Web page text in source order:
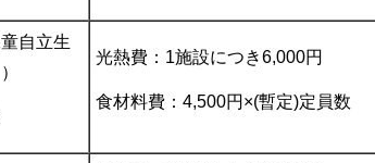
自立生
光熱費：1施設につき6,000円
食材料費：4,500円×(暫定)定員数